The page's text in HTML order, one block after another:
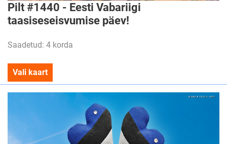
Pilt #1440 - Eesti Vabariigi
taasiseseisvumise päev!
Saadetud: 4 korda
Vali kaart